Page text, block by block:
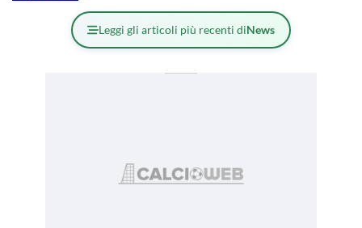
Leggi gli articoli più recenti diNews